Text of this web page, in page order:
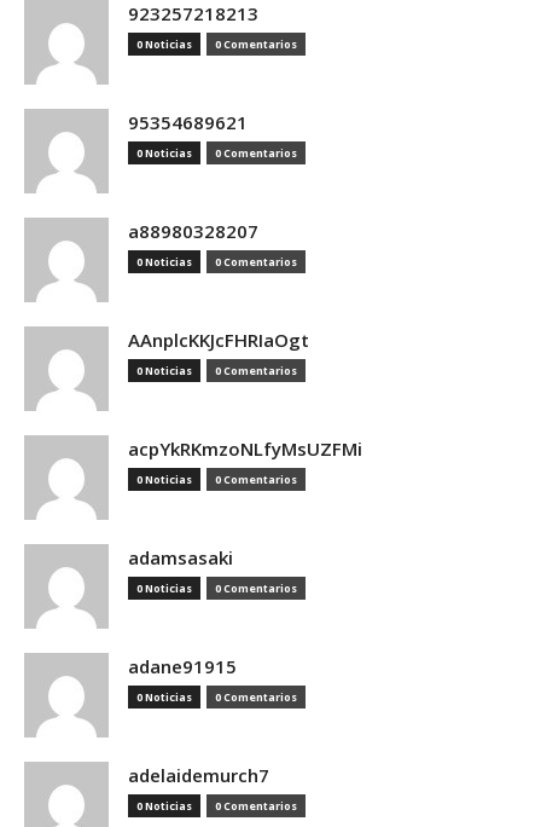
923257218213
0 Noticias 0 Comentarios
95354689621
0 Noticias 0 Comentarios
a88980328207
0 Noticias 0 Comentarios
AAnplcKKJcFHRIaOgt
0 Noticias 0 Comentarios
acpYkRKmzoNLfyMsUZFMi
0 Noticias 0 Comentarios
adamsasaki
0 Noticias 0 Comentarios
adane91915
0 Noticias 0 Comentarios
adelaidemurch7
0 Noticias 0 Comentarios